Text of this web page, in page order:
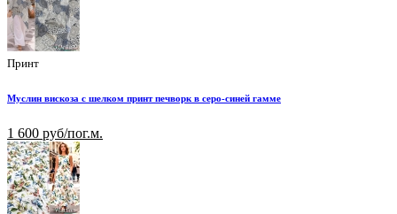
Принт
Муслин вискоза с шелком принт печворк в серо-синей гамме
1 600 руб/пог.м.